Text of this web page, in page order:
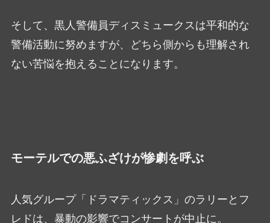
そして、黒人警備員ディスミュークスは平和的な
警備活動に努めますが、どちら側からも理解され
ない苦悩を抱えることになります。
モーテルでの悪ふざけが惨劇を呼ぶ
人気グループ「ドラマティックス」のラリーとフ
レドは、暴動の影響でコンサートが中止に。